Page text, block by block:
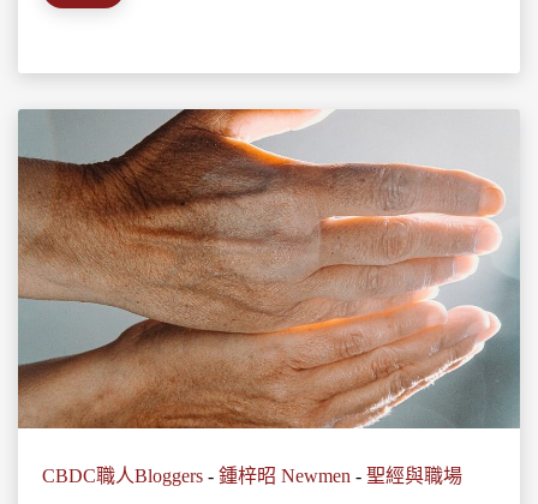
CBDC職人Bloggers - 鍾梓昭 Newmen - 聖經與職場